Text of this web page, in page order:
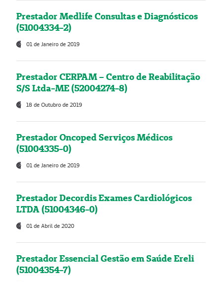
Prestador Medlife Consultas e Diagnósticos
(51004334-2)
01 de Janeiro de 2019
Prestador CERPAM – Centro de Reabilitação
S/S Ltda-ME (52004274-8)
18 de Outubro de 2019
Prestador Oncoped Serviços Médicos
(51004335-0)
01 de Janeiro de 2019
Prestador Decordis Exames Cardiológicos
LTDA (51004346-0)
01 de Abril de 2020
Prestador Essencial Gestão em Saúde Ereli
(51004354-7)